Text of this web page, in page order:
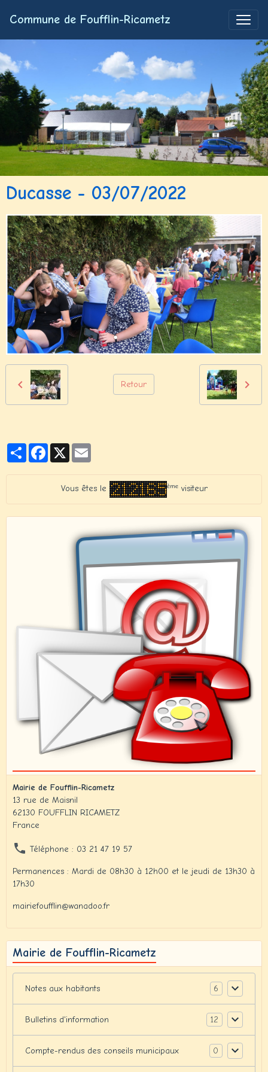
Commune de Foufflin-Ricametz
Ducasse - 03/07/2022
Retour
PartagerFacebook
X
Vous êtes le èmevisiteur
Mairie de Foufflin-Ricametz
13 rue de Maisnil
62130 FOUFFLIN RICAMETZ
France
Téléphone : 03 21 47 19 57
Permanences : Mardi de 08h30 à 12h00 et le jeudi de 13h30 à
17h30
mairiefoufflin@wanadoo.fr
Mairie de Foufflin-Ricametz
Notes aux habitants 6
Bulletins d'information 12
Compte-rendus des conseils municipaux 0